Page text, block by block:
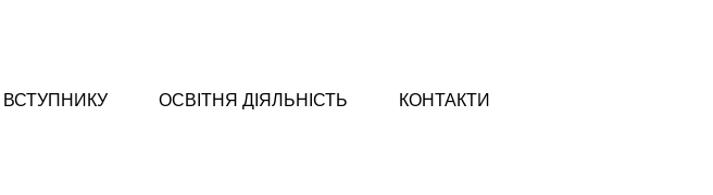
ВСТУПНИКУ ОСВІТНЯ ДІЯЛЬНІСТЬ КОНТАКТИ